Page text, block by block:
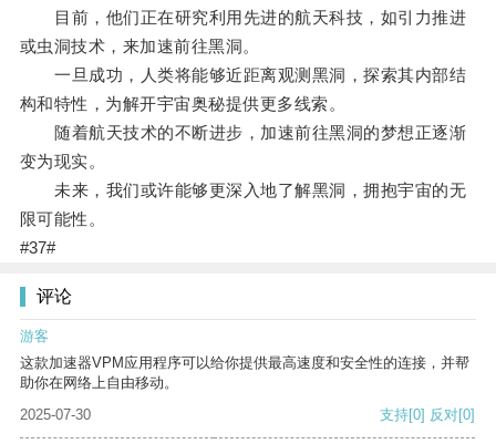
目前，他们正在研究利用先进的航天科技，如引力推进
或虫洞技术，来加速前往黑洞。
一旦成功，人类将能够近距离观测黑洞，探索其内部结
构和特性，为解开宇宙奥秘提供更多线索。
随着航天技术的不断进步，加速前往黑洞的梦想正逐渐
变为现实。
未来，我们或许能够更深入地了解黑洞，拥抱宇宙的无
限可能性。
#37#
评论
游客
这款加速器VPM应用程序可以给你提供最高速度和安全性的连接，并帮
助你在网络上自由移动。
2025-07-30
支持[0] 反对[0]